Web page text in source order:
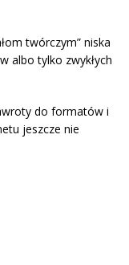
twórczym” niska
albo tylko zwykłych
do formatów i
jeszcze nie